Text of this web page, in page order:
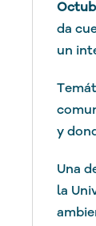
da
un
y
Una
la